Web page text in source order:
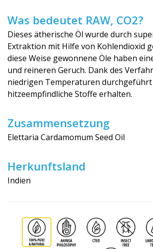
Was bedeutet RAW, CO2?
Dieses ätherische Öl wurde durch
Extraktion mit Hilfe von Kohlendioxid
diese Weise gewonnene Öle haben
und reineren Geruch. Dank des
niedrigen Temperaturen
hitzeempfindliche Stoffe erhalten.
Zusammensetzung
Elettaria Cardamomum Seed Oil
Herkunftsland
Indien